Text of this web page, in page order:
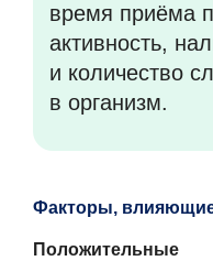
время приёма
активность,
и количество
в организм.
Факторы,
Положительные